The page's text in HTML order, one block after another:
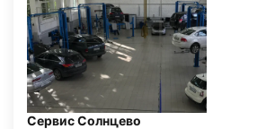
Сервис Солнцево